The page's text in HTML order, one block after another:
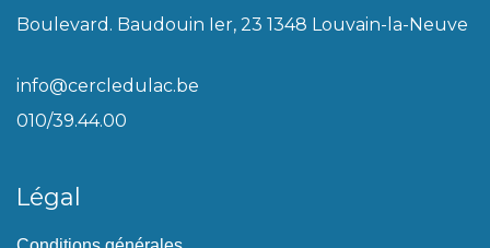
Boulevard. Baudouin Ier, 23 1348 Louvain-la-Neuve
info@cercledulac.be
010/39.44.00
Légal